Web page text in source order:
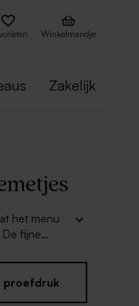
Winkelmandje
Zakelijk
het menu
De fijne
in dezelfde
proefdruk